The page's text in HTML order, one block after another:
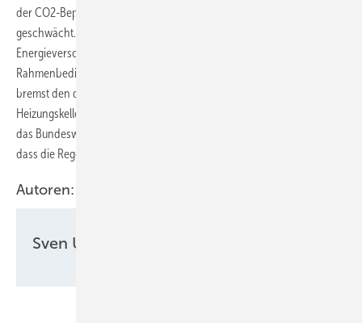
der CO2-Bepreisung wird ein zentrales Klimaschutzinstrument
geschwächt. Für Investitionen in die Modernisierung unserer
Energieversorgung braucht es vielmehr verlässliche
Rahmenbedingungen. Ständiges energiepolitisches Hin und Her
bremst den dringend notwendigen Wandel in deutschen
Heizungskellern“, kritisiert er das monatelange Verschleppen durch
das Bundeswirtschaftsministerium – nebst ständiger Ankündigungen,
dass die Regelungen bald geändert würden.
Autoren:
Sven Ullrich